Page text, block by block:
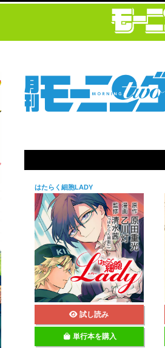
はたらく細胞LADY
試し読み
単行本を購入